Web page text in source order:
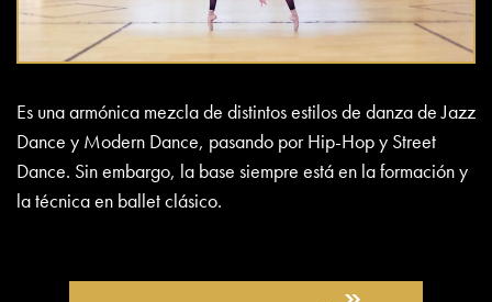
Es una armónica mezcla de distintos estilos de danza de Jazz
Dance y Modern Dance, pasando por Hip-Hop y Street
Dance. Sin embargo, la base siempre está en la formación y
la técnica en ballet clásico.